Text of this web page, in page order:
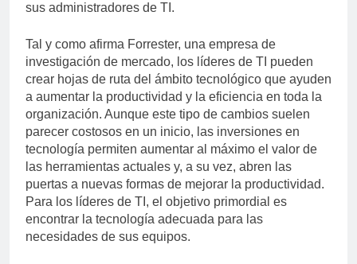
sus administradores de TI.
Tal y como afirma Forrester, una empresa de
investigación de mercado, los líderes de TI pueden
crear hojas de ruta del ámbito tecnológico que ayuden
a aumentar la productividad y la eficiencia en toda la
organización. Aunque este tipo de cambios suelen
parecer costosos en un inicio, las inversiones en
tecnología permiten aumentar al máximo el valor de
las herramientas actuales y, a su vez, abren las
puertas a nuevas formas de mejorar la productividad.
Para los líderes de TI, el objetivo primordial es
encontrar la tecnología adecuada para las
necesidades de sus equipos.